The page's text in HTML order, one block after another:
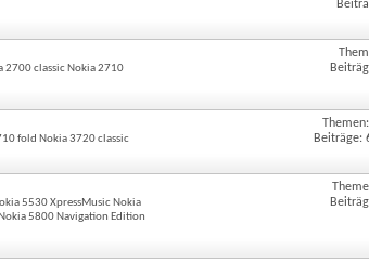
2700 classic Nokia 2710
fold Nokia 3720 classic
Beiträge:
5530 XpressMusic Nokia
5800 Navigation Edition